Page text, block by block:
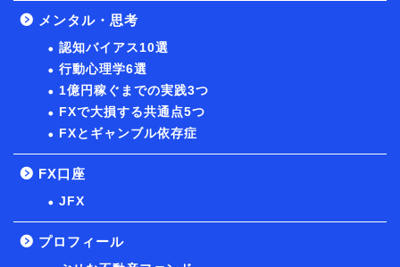
メンタル・思考
認知バイアス10選
行動心理学6選
1億円稼ぐまでの実践3つ
FXで大損する共通点5つ
FXとギャンブル依存症
FX口座
JFX
プロフィール